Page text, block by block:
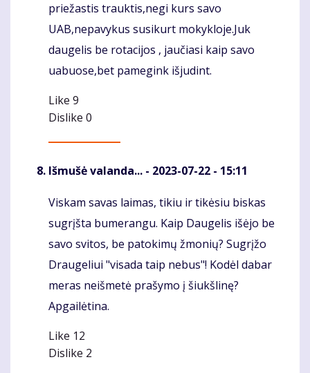
priežastis trauktis,negi kurs savo
UAB,nepavykus susikurt mokykloje.Juk
daugelis be rotacijos , jaučiasi kaip savo
uabuose,bet pamegink išjudint.
Like 9
Dislike 0
Išmušė valanda... - 2023-07-22 - 15:11
Komentaras
Viskam savas laimas, tikiu ir tikėsiu biskas
sugrįšta bumerangu. Kaip Daugelis išėjo be
savo svitos, be patokimų žmonių? Sugrįžo
Draugeliui "visada taip nebus"! Kodėl dabar
meras neišmetė prašymo į šiukšlinę?
Apgailėtina.
Like 12
Dislike 2